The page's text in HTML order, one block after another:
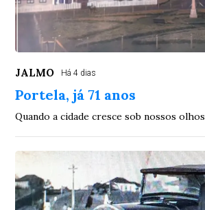
JALMO Há 4 dias
Portela, já 71 anos
Quando a cidade cresce sob nossos olhos